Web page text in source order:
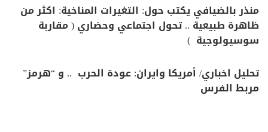
منذر بالضيافي يكتب حول: التغيرات المناخية: اكثر من
ظاهرة طبيعية .. تحول اجتماعي وحضاري ( مقاربة
سوسيولوجية )
تحليل اخباري/ أمريكا وايران: عودة الحرب .. و “هرمز”
مربط الفرس